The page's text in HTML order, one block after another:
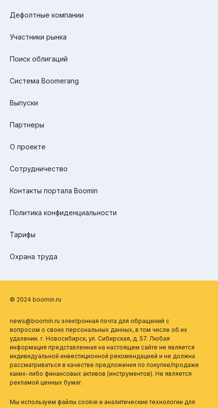
Дефолтные компании
Участники рынка
Поиск облигаций
Система Boomerang
Выпуски
Партнеры
О проекте
Сотрудничество
Контакты портала Boomin
Политика конфиденциальности
Тарифы
Охрана труда
© 2024 boomin.ru
news@boomin.ru электронная почта для обращений с
вопросом о своих персональных данных, в том числе об их
удалении. г. Новосибирск, ул. Сибирская, д. 57. Любая
информация представленная на настоящем сайте не является
индивидуальной инвестиционной рекомендацией и не должна
рассматриваться в качестве предложения по покупке/продаже
каких-либо финансовых активов (инструментов). Не является
рекламой ценных бумаг.
Мы используем файлы cookie и аналитические технологии для